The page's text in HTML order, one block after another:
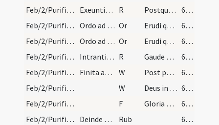
Feb/2/Purificatio BMV/Candlemas/1
Exeuntibus de choro cantetur R Postquam
63 (29v)
Feb/2/Purificatio BMV/Candlemas/1
Ordo ad benedicendum cereos in die Purificationis… Or Erudi quaesumus Domine plebem tuam et quae ... tuae luce concede.
63 (29v)
Feb/2/Purificatio BMV/Candlemas/1
Ordo ad benedicendum cereos in die Purificationis… Or Erudi quaesumus Domine plebem tuam et quae ... tuae luce concede.
63 (29v)
Feb/2/Purificatio BMV/Candlemas/2
Intrantibus aliam ecclesiam cantor incipiat R Gaude Maria
63 (29v)
Feb/2/Purificatio BMV/Candlemas/1
Finita antiphona dicat sacerdos W Post partum
63 (29v)
Feb/2/Purificatio BMV/Candlemas/2
W Deus in adiutorium
63 (29v)
Feb/2/Purificatio BMV/Candlemas
F Gloria Patri
63 (29v)
Feb/2/Purificatio BMV/Candlemas
Deinde vadat cum ministris suis sessum ad locum s… Rub
63 (29v)